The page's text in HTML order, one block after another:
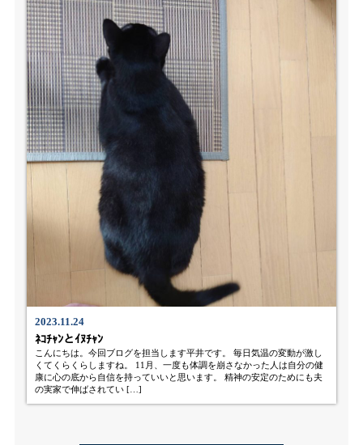
2023.11.24
ﾈｺﾁｬﾝとｲﾇﾁｬﾝ
こんにちは。今回ブログを担当します平井です。 毎日気温の変動が激し
くてくらくらしますね。 11月、一度も体調を崩さなかった人は自分の健
康に心の底から自信を持っていいと思います。 精神の安定のためにも夫
の実家で伸ばされてい […]